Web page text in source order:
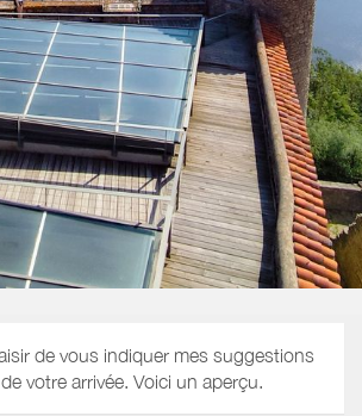
de vous indiquer mes suggestions
votre arrivée. Voici un aperçu.